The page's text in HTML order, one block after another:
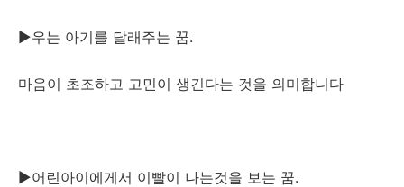
▶우는 아기를 달래주는 꿈.
마음이 초조하고 고민이 생긴다는 것을 의미합니다
▶어린아이에게서 이빨이 나는것을 보는 꿈.